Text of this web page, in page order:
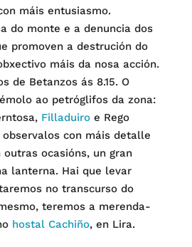
máis entusiasmo.
do monte e a denuncia dos
promoven a destrución do
máis da nosa acción.
de Betanzos ás 8.15. O
ao petróglifos da zona:
Filladuiro e Rego
observalos con máis detalle
ocasións, un gran
lanterna. Hai que levar
no transcurso do
teremos a merenda-
hostal Cachiño, en Lira.